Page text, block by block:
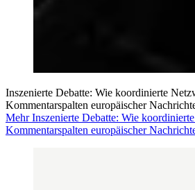
Inszenierte Debatte: Wie koordinierte
Kommentarspalten europäischer
Mehr Inszenierte Debatte: Wie
Kommentarspalten europäischer